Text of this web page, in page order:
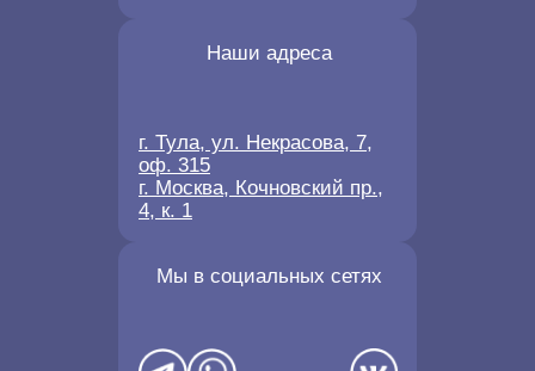
Мы в социальных сетях
Наши адреса
г. Тула, ул. Некрасова, 7,
оф. 315
г. Москва, Кочновский пр.,
4, к. 1